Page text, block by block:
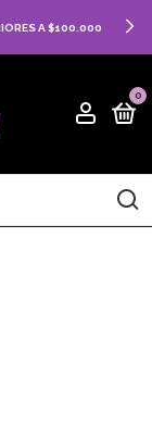
A $100.000
0